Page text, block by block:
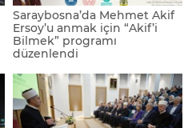
Saraybosna’da Mehmet Akif
Ersoy’u anmak için “Akif’i
Bilmek” programı
düzenlendi